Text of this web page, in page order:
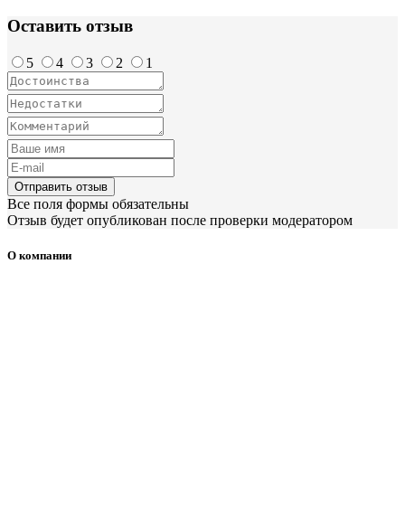
Оставить отзыв
5 4 3 2 1
Отправить отзыв
Все поля формы обязательны
Отзыв будет опубликован после проверки модератором
О компании